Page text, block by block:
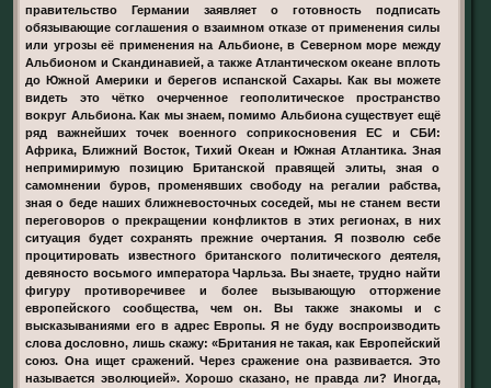
правительство Германии заявляет о готовность подписать
обязывающие соглашения о взаимном отказе от применения силы
или угрозы её применения на Альбионе, в Северном море между
Альбионом и Скандинавией, а также Атлантическом океане вплоть
до Южной Америки и берегов испанской Сахары. Как вы можете
видеть это чётко очерченное геополитическое пространство
вокруг Альбиона. Как мы знаем, помимо Альбиона существует ещё
ряд важнейших точек военного соприкосновения ЕС и СБИ:
Африка, Ближний Восток, Тихий Океан и Южная Атлантика. Зная
непримиримую позицию Британской правящей элиты, зная о
самомнении буров, променявших свободу на регалии рабства,
зная о беде наших ближневосточных соседей, мы не станем вести
переговоров о прекращении конфликтов в этих регионах, в них
ситуация будет сохранять прежние очертания. Я позволю себе
процитировать известного британского политического деятеля,
девяносто восьмого императора Чарльза. Вы знаете, трудно найти
фигуру противоречивее и более вызывающую отторжение
европейского сообщества, чем он. Вы также знакомы и с
высказываниями его в адрес Европы. Я не буду воспроизводить
слова дословно, лишь скажу: «Британия не такая, как Европейский
союз. Она ищет сражений. Через сражение она развивается. Это
называется эволюцией». Хорошо сказано, не правда ли? Иногда,